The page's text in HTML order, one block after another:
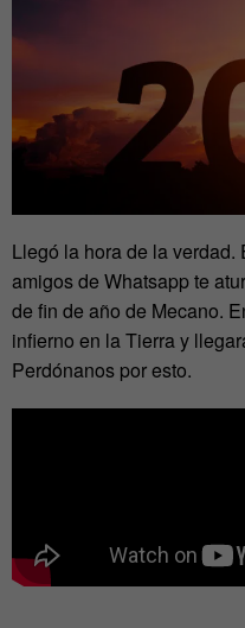
Llegó la hora de la
amigos de Whatsapp te
de fin de año de Mecano.
infierno en la Tierra y
Perdónanos por esto.